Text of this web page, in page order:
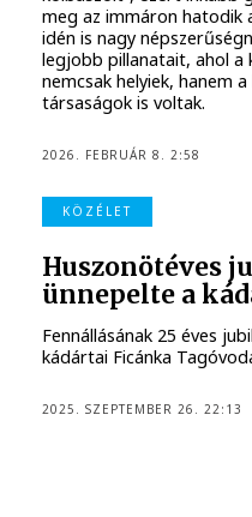
meg az immáron hatodik
idén is nagy
legjobb pillanatait, ahol a
nemcsak helyiek, hanem
társaságok is voltak.
2026. FEBRUÁR 8. 2:58
KÖZÉLET
Huszonötéves
ünnepelte a
Fennállásának 25 éves
kádártai Ficánka
2025. SZEPTEMBER 26. 22:13